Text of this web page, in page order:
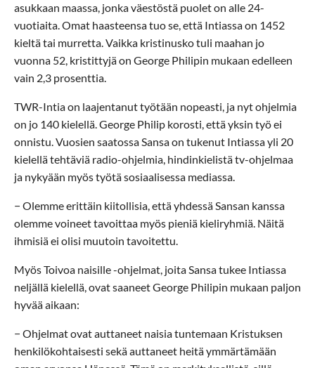
asukkaan maassa, jonka väestöstä puolet on alle 24-
vuotiaita. Omat haasteensa tuo se, että Intiassa on 1452
kieltä tai murretta. Vaikka kristinusko tuli maahan jo
vuonna 52, kristittyjä on George Philipin mukaan edelleen
vain 2,3 prosenttia.
TWR-Intia on laajentanut työtään nopeasti, ja nyt ohjelmia
on jo 140 kielellä. George Philip korosti, että yksin työ ei
onnistu. Vuosien saatossa Sansa on tukenut Intiassa yli 20
kielellä tehtäviä radio-ohjelmia, hindinkielistä tv-ohjelmaa
ja nykyään myös työtä sosiaalisessa mediassa.
− Olemme erittäin kiitollisia, että yhdessä Sansan kanssa
olemme voineet tavoittaa myös pieniä kieliryhmiä. Näitä
ihmisiä ei olisi muutoin tavoitettu.
Myös Toivoa naisille -ohjelmat, joita Sansa tukee Intiassa
neljällä kielellä, ovat saaneet George Philipin mukaan paljon
hyvää aikaan:
− Ohjelmat ovat auttaneet naisia tuntemaan Kristuksen
henkilökohtaisesti sekä auttaneet heitä ymmärtämään